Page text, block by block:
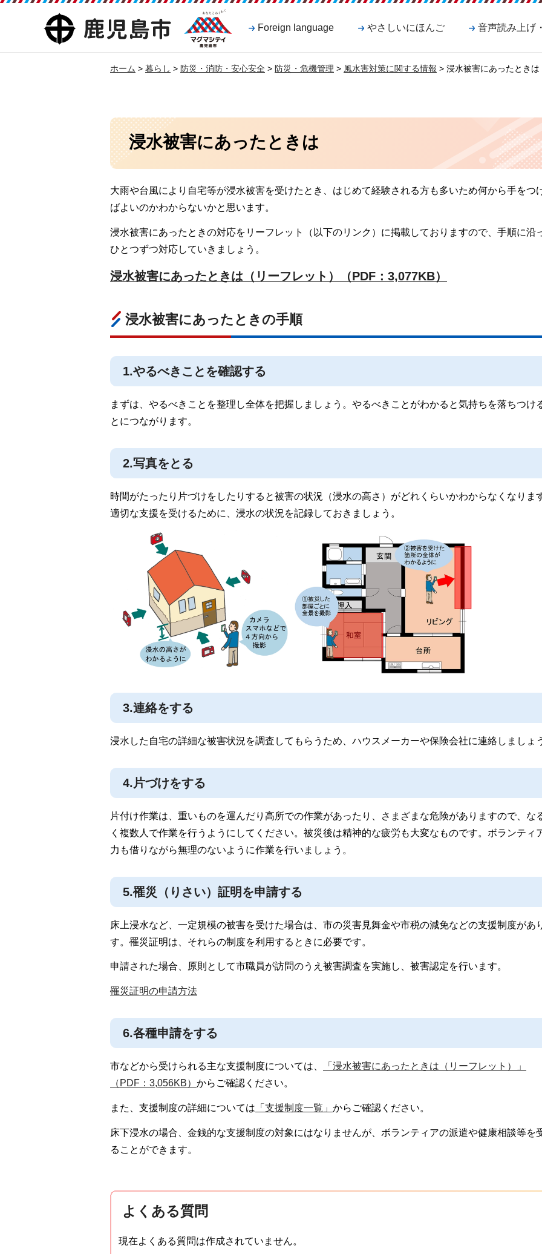
鹿児島市
マグマシティ
鹿児島市
Foreign language やさしいにほんご 音声読み上げ
ホーム > 暮らし > 防災・消防・安心安全 > 防災・危機管理 > 風水害対策に関する情報 > 浸水被害にあったときは
浸水被害にあったときは
大雨や台風により自宅等が浸水被害を受けたとき、はじめて経験される方も多いため何から手をつ
ばよいのかわからないかと思います。
浸水被害にあったときの対応をリーフレット（以下のリンク）に掲載しておりますので、手順に沿
ひとつずつ対応していきましょう。
浸水被害にあったときは（リーフレット）（PDF：3,077KB）
浸水被害にあったときの手順
1.やるべきことを確認する
まずは、やるべきことを整理し全体を把握しましょう。やるべきことがわかると気持ちを落ちつけ
とにつながります。
2.写真をとる
時間がたったり片づけをしたりすると被害の状況（浸水の高さ）がどれくらいかわからなくなりま
適切な支援を受けるために、浸水の状況を記録しておきましょう。
3.連絡をする
浸水した自宅の詳細な被害状況を調査してもらうため、ハウスメーカーや保険会社に連絡しましょ
4.片づけをする
片付け作業は、重いものを運んだり高所での作業があったり、さまざまな危険がありますので、な
く複数人で作業を行うようにしてください。被災後は精神的な疲労も大変なものです。ボランティ
力も借りながら無理のないように作業を行いましょう。
5.罹災（りさい）証明を申請する
床上浸水など、一定規模の被害を受けた場合は、市の災害見舞金や市税の減免などの支援制度があ
す。罹災証明は、それらの制度を利用するときに必要です。
申請された場合、原則として市職員が訪問のうえ被害調査を実施し、被害認定を行います。
罹災証明の申請方法
6.各種申請をする
市などから受けられる主な支援制度については、
「浸水被害にあったときは（リーフレット）」
（PDF：3,056KB） からご確認ください。
また、支援制度の詳細については 「支援制度一覧」 からご確認ください。
床下浸水の場合、金銭的な支援制度の対象にはなりませんが、ボランティアの派遣や健康相談等を
ることができます。
よくある質問
現在よくある質問は作成されていません。